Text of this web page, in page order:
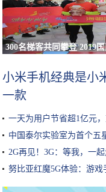
300名梯客共同攀登 2019
小米手机经典是小
一款
一天为用户节省超1亿元
中国泰尔实验室为首个五
2G再见！3G：等我，一
努比亚红魔5G体验：游戏